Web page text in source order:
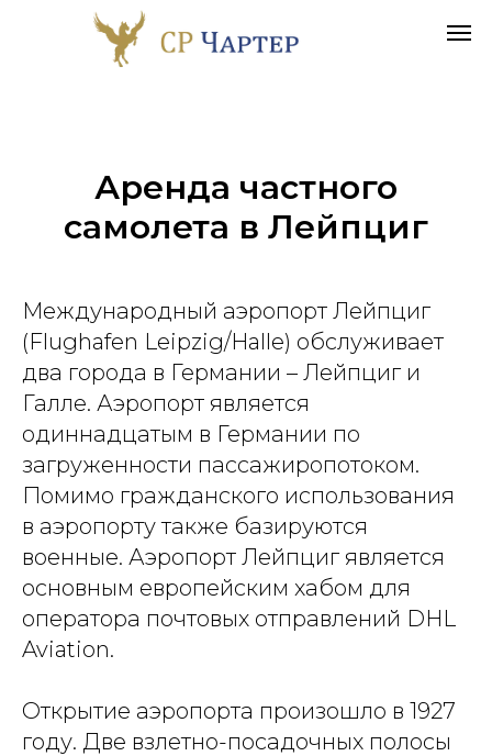
Аренда частного
самолета в Лейпциг
Международный аэропорт Лейпциг
(Flughafen Leipzig/Halle) обслуживает
два города в Германии – Лейпциг и
Галле. Аэропорт является
одиннадцатым в Германии по
загруженности пассажиропотоком.
Помимо гражданского использования
в аэропорту также базируются
военные. Аэропорт Лейпциг является
основным европейским хабом для
оператора почтовых отправлений DHL
Aviation.
Открытие аэропорта произошло в 1927
году. Две взлетно-посадочных полосы